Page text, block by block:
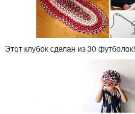
Этот клубок сделан из 30 футболок!